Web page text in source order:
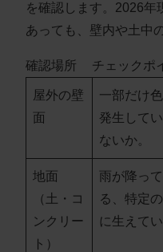
を確認します。2026年
あっても、壁内や土中
確認場所 チェックポ
屋外の壁
面
一部だけ
発生して
ないか。
地面
（土・コ
ンクリー
ト）
雨が降っ
る、特定
に生えてい